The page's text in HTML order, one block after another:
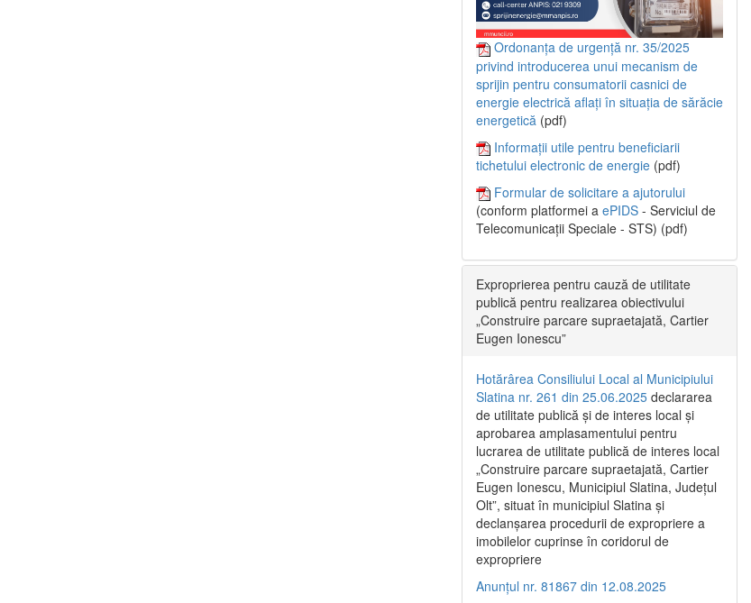
Ordonanța de urgență nr. 35/2025
privind introducerea unui mecanism de
sprijin pentru consumatorii casnici de
energie electrică aflați în situația de sărăcie
energetică (pdf)
Informații utile pentru beneficiarii
tichetului electronic de energie (pdf)
Formular de solicitare a ajutorului
(conform platformei a ePIDS - Serviciul de
Telecomunicații Speciale - STS) (pdf)
Exproprierea pentru cauză de utilitate
publică pentru realizarea obiectivului
„Construire parcare supraetajată, Cartier
Eugen Ionescu”
Hotărârea Consiliului Local al Municipiului
Slatina nr. 261 din 25.06.2025 declararea
de utilitate publică și de interes local și
aprobarea amplasamentului pentru
lucrarea de utilitate publică de interes local
„Construire parcare supraetajată, Cartier
Eugen Ionescu, Municipiul Slatina, Județul
Olt”, situat în municipiul Slatina și
declanșarea procedurii de expropriere a
imobilelor cuprinse în coridorul de
expropriere
Anunțul nr. 81867 din 12.08.2025